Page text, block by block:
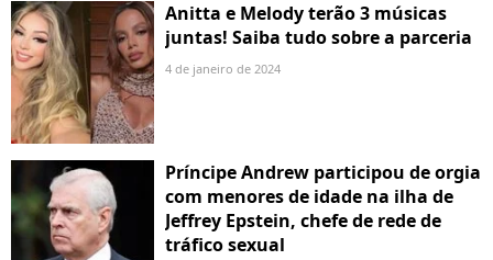
Anitta e Melody terão 3 músicas
juntas! Saiba tudo sobre a parceria
4 de janeiro de 2024
Príncipe Andrew participou de orgia
com menores de idade na ilha de
Jeffrey Epstein, chefe de rede de
tráfico sexual